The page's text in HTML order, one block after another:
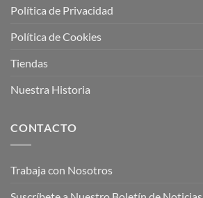
Política de Privacidad
Política de Cookies
Tiendas
Nuestra Historia
CONTACTO
Trabaja con Nosotros